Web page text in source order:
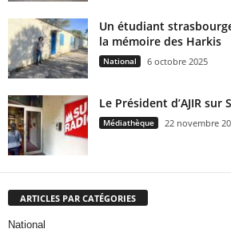
Un étudiant
la mémoire des Harkis
National 6 octobre 2025
Le Président d’AJIR sur
Médiathèque 22 novembre
ARTICLES PAR CATÉGORIES
National